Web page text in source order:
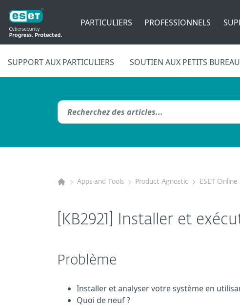
PARTICULIERS PROFESSIONNELS
SUPPORT AUX PARTICULIERS SOUTIEN AUX PETITS
Apps and Tools Product Agnostic ESET
[KB2921] Installer et
Problème
Installer et analyser votre système en
Quoi de neuf ?